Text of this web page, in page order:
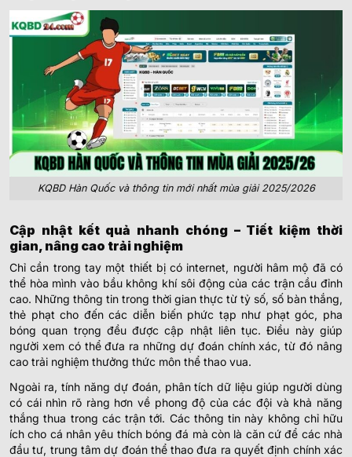
KQBD Hàn Quốc và thông tin mới nhất mùa giải 2025/2026
Cập nhật kết quả nhanh chóng – Tiết kiệm thời
gian, nâng cao trải nghiệm
Chỉ cần trong tay một thiết bị có internet, người hâm mộ đã có
thể hòa mình vào bầu không khí sôi động của các trận cầu đỉnh
cao. Những thông tin trong thời gian thực từ tỷ số, số bàn thắng,
thẻ phạt cho đến các diễn biến phức tạp như phạt góc, pha
bóng quan trọng đều được cập nhật liên tục. Điều này giúp
người xem có thể đưa ra những dự đoán chính xác, từ đó nâng
cao trải nghiệm thưởng thức môn thể thao vua.
Ngoài ra, tính năng dự đoán, phân tích dữ liệu giúp người dùng
có cái nhìn rõ ràng hơn về phong độ của các đội và khả năng
thắng thua trong các trận tới. Các thông tin này không chỉ hữu
ích cho cá nhân yêu thích bóng đá mà còn là căn cứ để các nhà
đầu tư, trung tâm dự đoán thể thao đưa ra quyết định chính xác